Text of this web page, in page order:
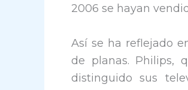
2006 se hayan
Así se ha reflejado
de planas. Philips,
distinguido sus